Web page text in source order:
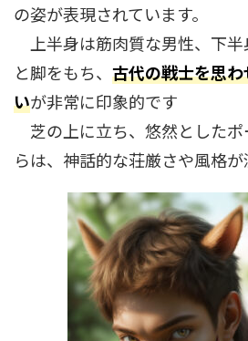
の姿が表現されています。
上半身は筋肉質な男性、下
と脚をもち、 古代の戦士を思
いが非常に印象的です
芝の上に立ち、悠然とした
らは、神話的な荘厳さや風格が